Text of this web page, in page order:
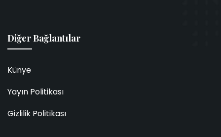
Diğer Bağlantılar
Künye
Yayın Politikası
Gizlilik Politikası